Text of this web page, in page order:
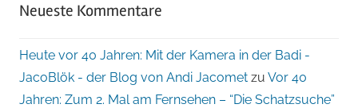
Neueste Kommentare
Heute vor 40 Jahren: Mit der Kamera in der Badi -
JacoBlök - der Blog von Andi Jacomet zu Vor 40
Jahren: Zum 2. Mal am Fernsehen – “Die Schatzsuche”